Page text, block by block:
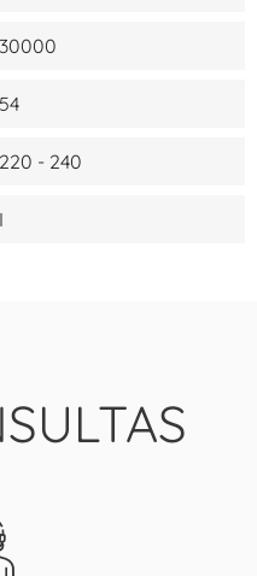
30000
54
220 - 240
I